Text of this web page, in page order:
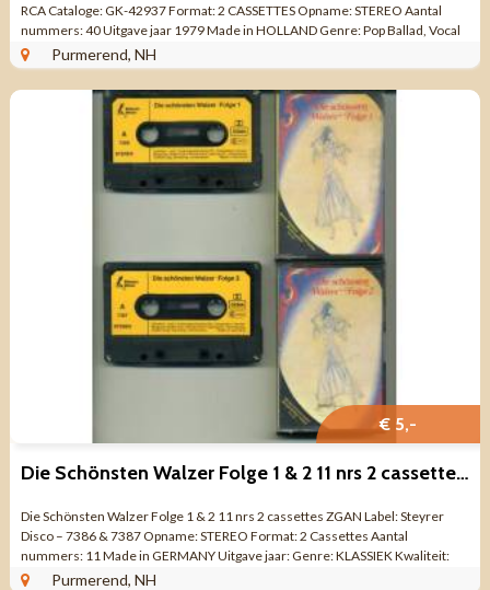
RCA Cataloge: GK-42937 Format: 2 CASSETTES Opname: STEREO Aantal
nummers: 40 Uitgave jaar 1979 Made in HOLLAND Genre: Pop Ballad, Vocal
Kwaliteit: ZO GOED ...
Purmerend, NH
€ 5,-
Die Schönsten Walzer Folge 1 & 2 11 nrs 2 cassettes ZGAN
Die Schönsten Walzer Folge 1 & 2 11 nrs 2 cassettes ZGAN Label: Steyrer
Disco – 7386 & 7387 Opname: STEREO Format: 2 Cassettes Aantal
nummers: 11 Made in GERMANY Uitgave jaar: Genre: KLASSIEK Kwaliteit:
ZO GOED ...
Purmerend, NH